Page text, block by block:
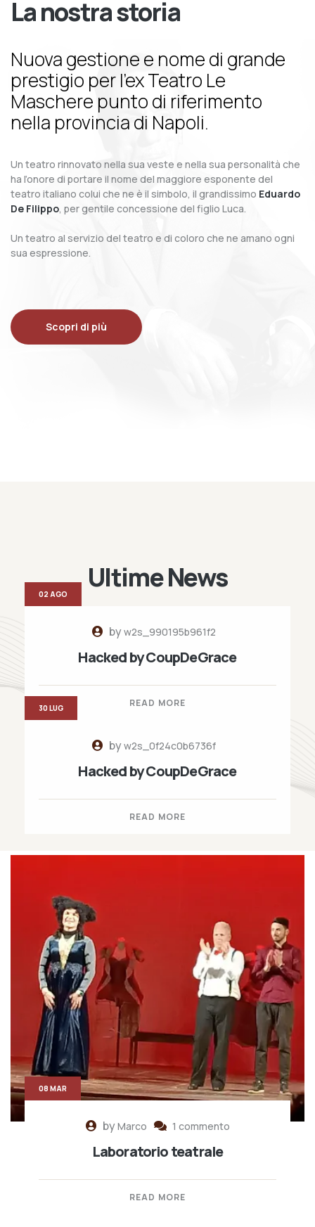
La nostra storia
Nuova gestione e nome di grande
prestigio per l’ex Teatro Le
Maschere punto di riferimento
nella provincia di Napoli.
Un teatro rinnovato nella sua veste e nella sua personalità che
ha l’onore di portare il nome del maggiore esponente del
teatro italiano colui che ne è il simbolo, il grandissimo Eduardo
De Filippo, per gentile concessione del figlio Luca.
Un teatro al servizio del teatro e di coloro che ne amano ogni
sua espressione.
Scopri di più
Ultime News
byw2s_990195b961f2
Hacked by CoupDeGrace
READ MORE
02 AGO
byw2s_0f24c0b6736f
Hacked by CoupDeGrace
READ MORE
30 LUG
byMarco 1 commento
Laboratorio teatrale
READ MORE
08 MAR